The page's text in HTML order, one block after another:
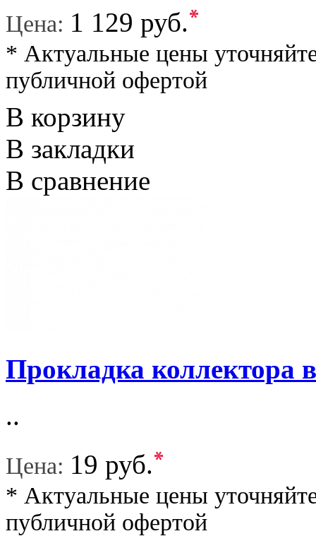
Цена: 1 129 руб.*
* Актуальные цены
публичной офертой
В корзину
В закладки
В сравнение
Прокладка коллектора
..
Цена: 19 руб.*
* Актуальные цены
публичной офертой